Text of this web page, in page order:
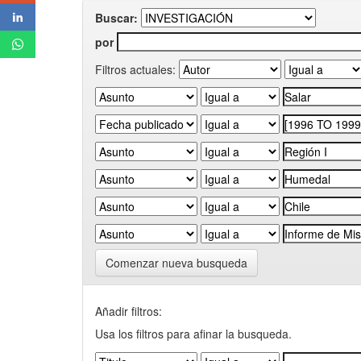
Buscar:
por
Filtros actuales:
Comenzar nueva busqueda
Añadir filtros:
Usa los filtros para afinar la busqueda.